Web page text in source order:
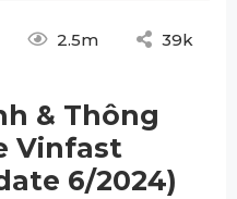
2.5m 39k
& Thông
Vinfast
6/2024)